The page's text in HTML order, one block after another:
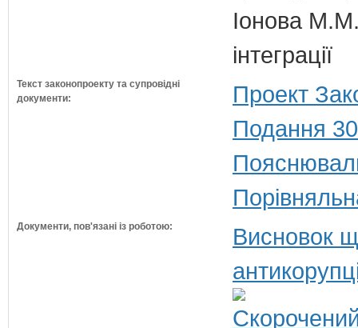
Іонова М.М.
інтеграції
Текст законопроекту та супровідні
документи:
Проект
Подання
Документи, пов'язані із роботою:
Висновок